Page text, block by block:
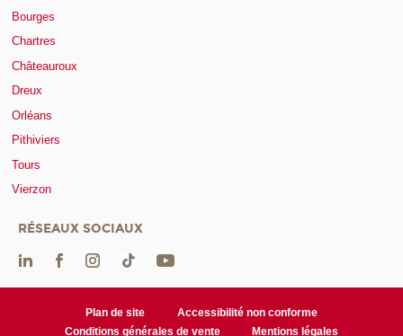
Bourges
Chartres
Châteauroux
Dreux
Orléans
Pithiviers
Tours
Vierzon
RÉSEAUX SOCIAUX
Plan de site
Accessibilité non conforme
Conditions générales de vente
Mentions légales